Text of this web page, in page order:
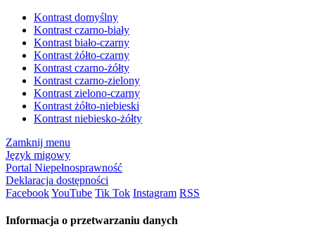
Kontrast domyślny
Kontrast czarno-biały
Kontrast biało-czarny
Kontrast żółto-czarny
Kontrast czarno-żółty
Kontrast czarno-zielony
Kontrast zielono-czarny
Kontrast żółto-niebieski
Kontrast niebiesko-żółty
Zamknij menu
Język migowy
Portal Niepełnosprawność
Deklaracja dostępności
FacebookYouTube Tik Tok Instagram RSS
Informacja o przetwarzaniu danych